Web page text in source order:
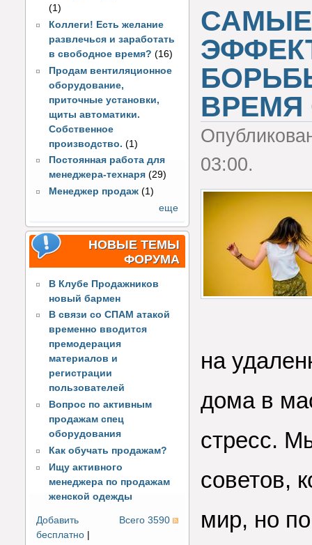
(1)
Коллеги! Есть желание
развлечься и заработать
в свободное время? (16)
Продам вентиляционное
оборудование,
приточные установки,
щиты автоматики.
Собственное
производство. (1)
Постоянная работа для
менеджера-технаря (29)
Менеджер продаж (1)
еще
НОВЫЕ ТЕМЫ
ФОРУМА
В Клубе Продажников
новый бармен
В связи со СПАМ атакой
временно вводится
премодерация
материалов и
регистрации
пользователей
Вопрос по активным
продажам спец
оборудования
Как обучать продажам?
Ищу активного
менеджера по продажам
женской одежды
Всего 3590
Добавить
бесплатно |
03:00.
на
дома в
стресс.
советов,
мир, но